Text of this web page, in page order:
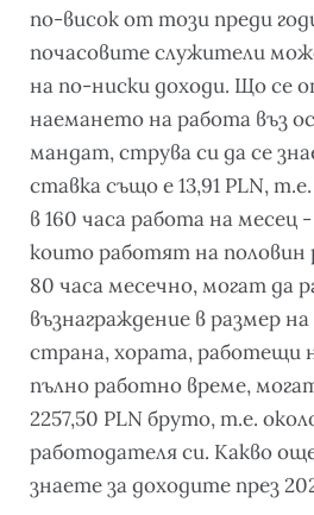
по-висок от този преди
почасовите служители
на по-ниски доходи. Що се
наемането на работа въз
мандат, струва си да се
ставка също е 13,91 PLN,
в 160 часа работа на месец
които работят на половин
80 часа месечно, могат да
възнаграждение в размер на
страна, хората, работещи
пълно работно време,
2257,50 PLN бруто, т.е.
работодателя си. Какво
знаете за доходите през